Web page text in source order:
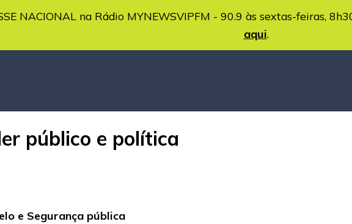
NACIONAL na Rádio MYNEWSVIPFM - 90.9 às sextas-feiras,
aqui.
público e política
e Segurança pública